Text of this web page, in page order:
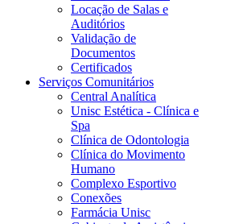
Locação de Salas e
Auditórios
Validação de
Documentos
Certificados
Serviços Comunitários
Central Analítica
Unisc Estética - Clínica e
Spa
Clínica de Odontologia
Clínica do Movimento
Humano
Complexo Esportivo
Conexões
Farmácia Unisc